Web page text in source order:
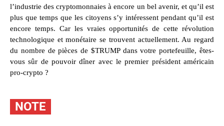
l’industrie des cryptomonnaies à encore un bel avenir, et qu’il est
plus que temps que les citoyens s’y intéressent pendant qu’il est
encore temps. Car les vraies opportunités de cette révolution
technologique et monétaire se trouvent actuellement. Au regard
du nombre de pièces de $TRUMP dans votre portefeuille, êtes-
vous sûr de pouvoir dîner avec le premier président américain
pro-crypto ?
NOTE